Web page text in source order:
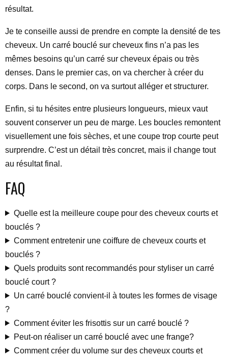
résultat.
Je te conseille aussi de prendre en compte la densité de tes
cheveux. Un carré bouclé sur cheveux fins n’a pas les
mêmes besoins qu’un carré sur cheveux épais ou très
denses. Dans le premier cas, on va chercher à créer du
corps. Dans le second, on va surtout alléger et structurer.
Enfin, si tu hésites entre plusieurs longueurs, mieux vaut
souvent conserver un peu de marge. Les boucles remontent
visuellement une fois sèches, et une coupe trop courte peut
surprendre. C’est un détail très concret, mais il change tout
au résultat final.
FAQ
Quelle est la meilleure coupe pour des cheveux courts et
bouclés ?
Comment entretenir une coiffure de cheveux courts et
bouclés ?
Quels produits sont recommandés pour styliser un carré
bouclé court ?
Un carré bouclé convient-il à toutes les formes de visage
?
Comment éviter les frisottis sur un carré bouclé ?
Peut-on réaliser un carré bouclé avec une frange?
Comment créer du volume sur des cheveux courts et